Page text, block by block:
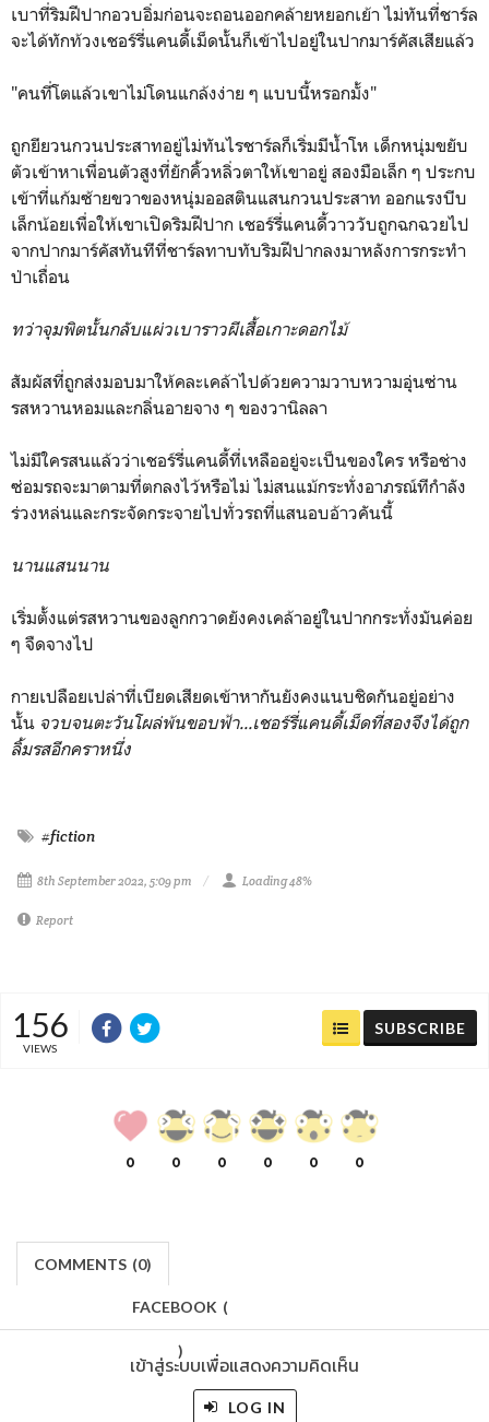
เบาที่ริมฝีปากอวบอิ่มก่อนจะถอนออกคล้ายหยอกเย้า ไม่ทันที่ชาร์ล
จะได้ทักท้วงเชอร์รี่แคนดี้เม็ดนั้นก็เข้าไปอยู่ในปากมาร์คัสเสียแล้ว
"คนที่โตแล้วเขาไม่โดนแกล้งง่าย ๆ แบบนี้หรอกมั้ง"
ถูกยียวนกวนประสาทอยู่ไม่ทันไรชาร์ลก็เริ่มมีน้ำโห เด็กหนุ่มขยับ
ตัวเข้าหาเพื่อนตัวสูงที่ยักคิ้วหลิ่วตาให้เขาอยู่ สองมือเล็ก ๆ ประกบ
เข้าที่แก้มซ้ายขวาของหนุ่มออสตินแสนกวนประสาท ออกแรงบีบ
เล็กน้อยเพื่อให้เขาเปิดริมฝีปาก เชอร์รี่แคนดี้วาววับถูกฉกฉวยไป
จากปากมาร์คัสทันทีที่ชาร์ลทาบทับริมฝีปากลงมาหลังการกระทำ
ป่าเถื่อน
ทว่าจุมพิตนั้นกลับแผ่วเบาราวผีเสื้อเกาะดอกไม้
สัมผัสที่ถูกส่งมอบมาให้คละเคล้าไปด้วยความวาบหวามอุ่นซ่าน
รสหวานหอมและกลิ่นอายจาง ๆ ของวานิลลา
ไม่มีใครสนแล้วว่าเชอร์รี่แคนดี้ที่เหลืออยู่จะเป็นของใคร หรือช่าง
ซ่อมรถจะมาตามที่ตกลงไว้หรือไม่ ไม่สนแม้กระทั่งอาภรณ์ทีกำลัง
ร่วงหล่นและกระจัดกระจายไปทั่วรถที่แสนอบอ้าวคันนี้
นานแสนนาน
เริ่มตั้งแต่รสหวานของลูกกวาดยังคงเคล้าอยู่ในปากกระทั่งมันค่อย
ๆ จืดจางไป
กายเปลือยเปล่าที่เบียดเสียดเข้าหากันยังคงแนบชิดกันอยู่อย่าง
นั้น จวบจนตะวันโผล่พ้นขอบฟ้า...เชอร์รี่แคนดี้เม็ดที่สองจึงได้ถูก
ลิ้มรสอีกคราหนึ่ง
#fiction
8th September 2022, 5:09 pm Loading 48%
Report
156
VIEWS
SUBSCRIBE
0 0 0 0 0 0
COMMENTS (0)
FACEBOOK (
)
เข้าสู่ระบบเพื่อแสดงความคิดเห็น
LOG IN